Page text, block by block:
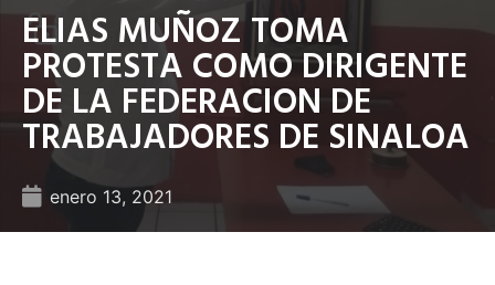
ELIAS MUÑOZ TOMA
PROTESTA COMO DIRIGENTE
DE LA FEDERACION DE
TRABAJADORES DE SINALOA
enero 13, 2021